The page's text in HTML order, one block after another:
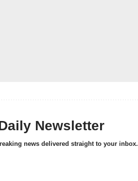
Newsletter
news delivered straight to your inbox.